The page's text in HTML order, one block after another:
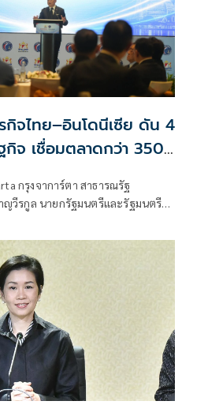
กิจไทย–อินโดนีเซีย ดัน 4
กิจ เชื่อมตลาดกว่า 350
กรุงจาการ์ตา สาธารณรัฐ
วีรกูล นายกรัฐมนตรีและรัฐมนตรี